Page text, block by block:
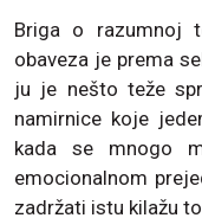
Briga o razumnoj
obaveza je prema
ju je nešto teže
namirnice koje
kada se mnogo
emocionalnom
zadržati istu kilažu